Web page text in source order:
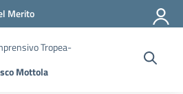
Merito
Tropea-
Mottola